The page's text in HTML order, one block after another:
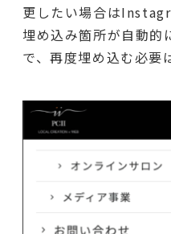
更したい場合は
埋め込み箇所が自動的
で、再度埋め込む必要